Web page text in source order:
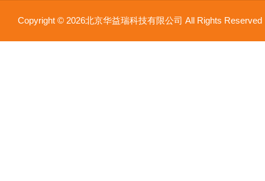
Copyright © 2026北京华益瑞科技有限公司 All Rights